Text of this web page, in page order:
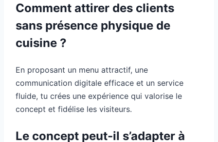
Comment attirer des clients
sans présence physique de
cuisine ?
En proposant un menu attractif, une
communication digitale efficace et un service
fluide, tu crées une expérience qui valorise le
concept et fidélise les visiteurs.
Le concept peut-il s’adapter à